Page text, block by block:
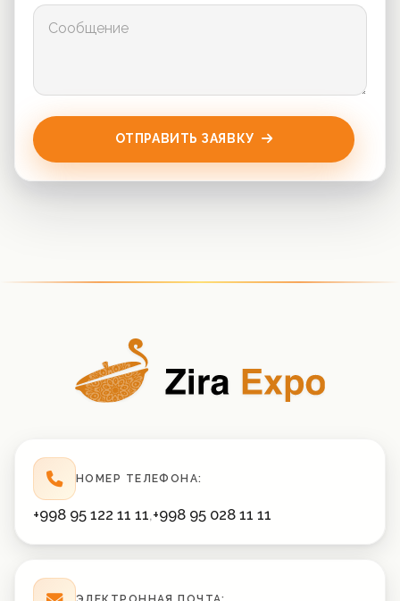
ОТПРАВИТЬ ЗАЯВКУ
НОМЕР ТЕЛЕФОНА:
+998 95 122 11 11,+998 95 028 11 11